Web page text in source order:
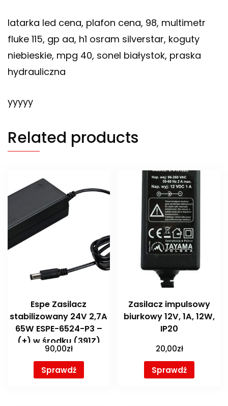
latarka led cena, plafon cena, 98, multimetr
fluke 115, gp aa, h1 osram silverstar, koguty
niebieskie, mpg 40, sonel białystok, praska
hydrauliczna
yyyyy
Related products
Espe Zasilacz
stabilizowany 24V 2,7A
65W ESPE-6524-P3 –
(+) w środku (391Z)
90,00zł
Sprawdź
Zasilacz impulsowy
biurkowy 12V, 1A, 12W,
IP20
20,00zł
Sprawdź